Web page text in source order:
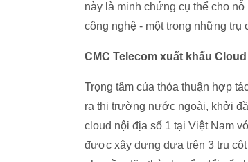
này là minh chứng cụ thể cho
công nghệ - một trong những trụ
CMC Telecom xuất khẩu
Trọng tâm của thỏa thuận hợp
ra thị trường nước ngoài, khởi
cloud nội địa số 1 tại Việt Nam
được xây dựng dựa trên 3 trụ